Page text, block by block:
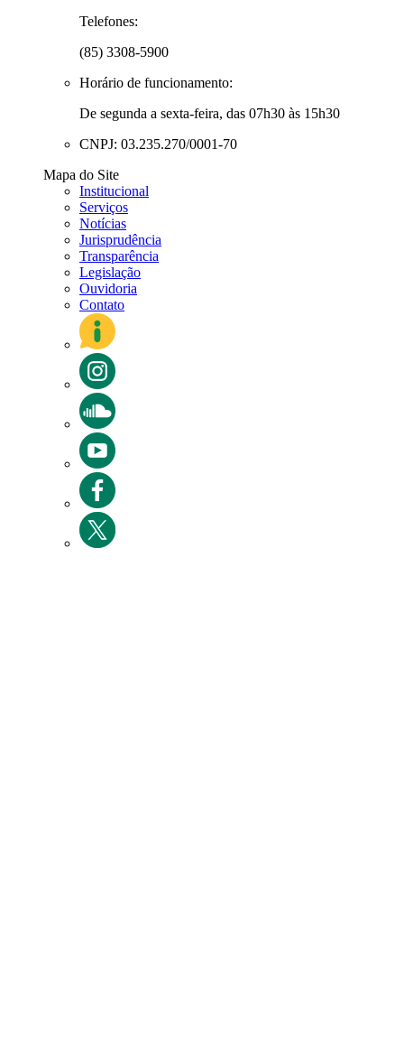
Telefones:
(85) 3308-5900
Horário de funcionamento:
De segunda a sexta-feira, das 07h30 às 15h30
CNPJ: 03.235.270/0001-70
Mapa do Site
Institucional
Serviços
Notícias
Jurisprudência
Transparência
Legislação
Ouvidoria
Contato